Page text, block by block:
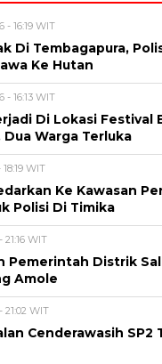
- 16:19 WIT
Di Tembagapura,
Ke Hutan
- 16:13 WIT
Di Lokasi Festival
Warga Terluka
WIT
Ke Kawasan
Polisi Di Timika
WIT
Pemerintah Distrik
Amole
21:02 WIT
Cenderawasih SP2